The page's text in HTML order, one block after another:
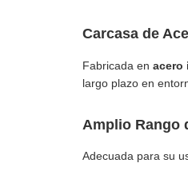
Carcasa de
Fabricada en acero
largo plazo en
Amplio Rango
Adecuada para su